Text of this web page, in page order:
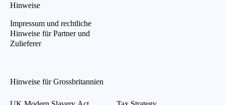
Hinweise
Impressum und rechtliche
Hinweise für Partner und
Zulieferer
Hinweise für Grossbritannien